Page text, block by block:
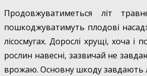
Продовжуватиметься літ
пошкоджуватимуть плодові
лісосмугах. Дорослі хрущі, хоча і
рослин навесні, зазвичай не
врожаю. Основну шкоду завдають